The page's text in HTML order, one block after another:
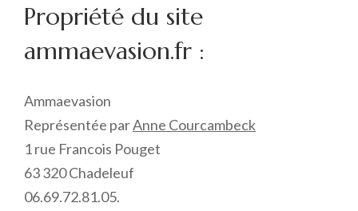
Propriété du site
ammaevasion.fr :
Ammaevasion
Représentée parAnne Courcambeck
1 rue Francois Pouget
63 320 Chadeleuf
06.69.72.81.05.